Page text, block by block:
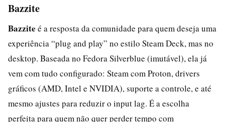
Bazzite
Bazzite é a resposta da comunidade para quem deseja uma
experiência “plug and play” no estilo Steam Deck, mas no
desktop. Baseada no Fedora Silverblue (imutável), ela já
vem com tudo configurado: Steam com Proton, drivers
gráficos (AMD, Intel e NVIDIA), suporte a controle, e até
mesmo ajustes para reduzir o input lag. É a escolha
perfeita para quem não quer perder tempo com